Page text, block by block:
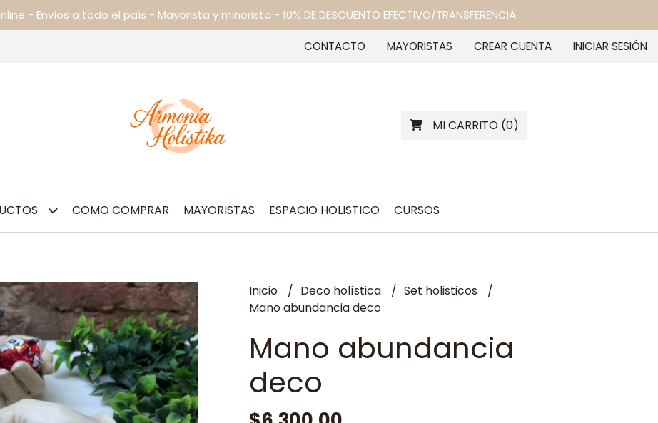
- Envíos a todo el país - Mayorista y minorista - 10% DE DESCUENTO EFECTIVO/TRANSFERENCIA
CONTACTO MAYORISTAS CREAR CUENTA INICIAR SESIÓN
MI CARRITO(0)
COMO COMPRAR MAYORISTAS ESPACIO HOLISTICO CURSOS
Inicio Deco holística
Set holisticos
Mano abundancia deco
Mano abundancia
deco